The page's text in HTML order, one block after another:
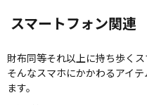
スマートフォン関連
財布同等それ以上に持ち歩くス
そんなスマホにかかわるアイ
ます。